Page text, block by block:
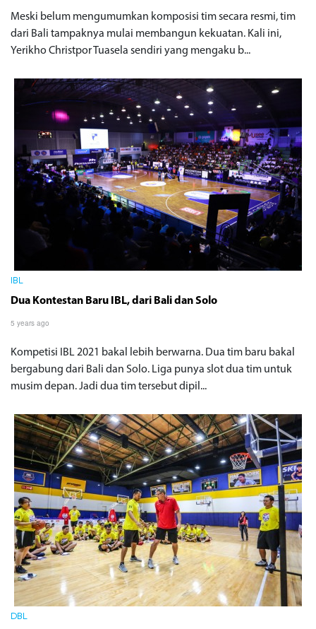
Meski belum mengumumkan komposisi tim secara resmi, tim
dari Bali tampaknya mulai membangun kekuatan. Kali ini,
Yerikho Christpor Tuasela sendiri yang mengaku b...
IBL
Dua Kontestan Baru IBL, dari Bali dan Solo
5 years ago
Kompetisi IBL 2021 bakal lebih berwarna. Dua tim baru bakal
bergabung dari Bali dan Solo. Liga punya slot dua tim untuk
musim depan. Jadi dua tim tersebut dipil...
DBL